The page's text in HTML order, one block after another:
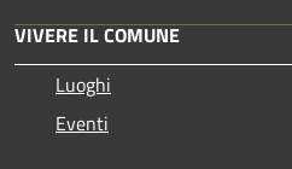
VIVERE IL COMUNE
Luoghi
Eventi